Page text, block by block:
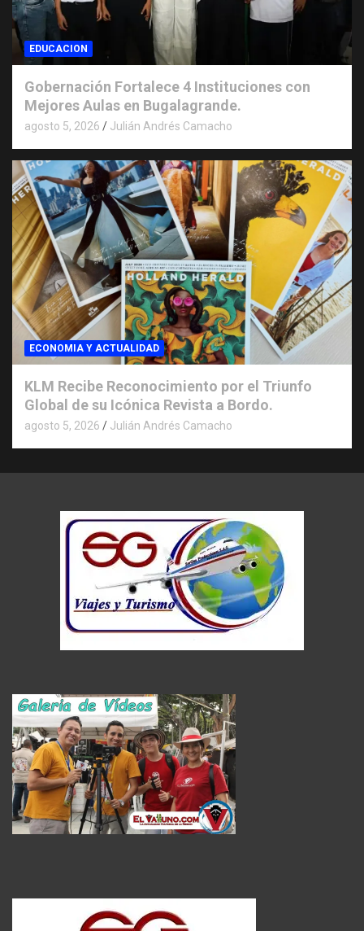
EDUCACION
Gobernación Fortalece 4 Instituciones con
Mejores Aulas en Bugalagrande.
agosto 5, 2026 Julián Andrés Camacho
ECONOMIA Y ACTUALIDAD
KLM Recibe Reconocimiento por el Triunfo
Global de su Icónica Revista a Bordo.
agosto 5, 2026 Julián Andrés Camacho